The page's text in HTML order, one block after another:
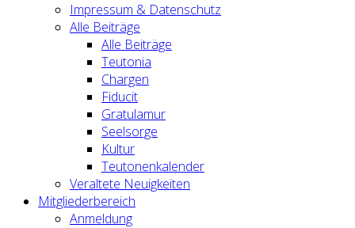
Impressum & Datenschutz
Alle Beiträge
Alle Beiträge
Teutonia
Chargen
Fiducit
Gratulamur
Seelsorge
Kultur
Teutonenkalender
Veraltete Neuigkeiten
Mitgliederbereich
Anmeldung